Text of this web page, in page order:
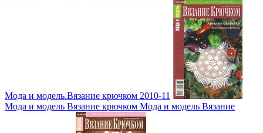
Мода и модель.Вязание крючком 2010-11
Мода и модель Вязание крючком Мода и модель Вязание